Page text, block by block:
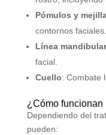
Pómulos y
contornos faciales.
Línea mandibular
facial.
Cuello: Combate
¿Cómo
Dependiendo del
pueden: